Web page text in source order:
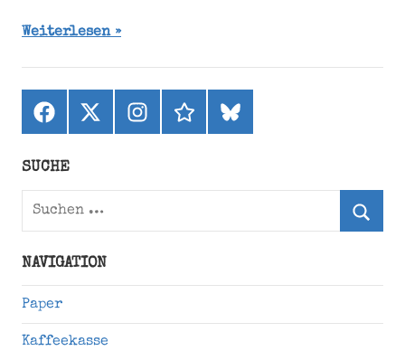
Weiterlesen
Facebook
X
(ehemals
Instagramthreadsbluesky
SUCHE
Suchen
NAVIGATION
Paper
Kaffeekasse